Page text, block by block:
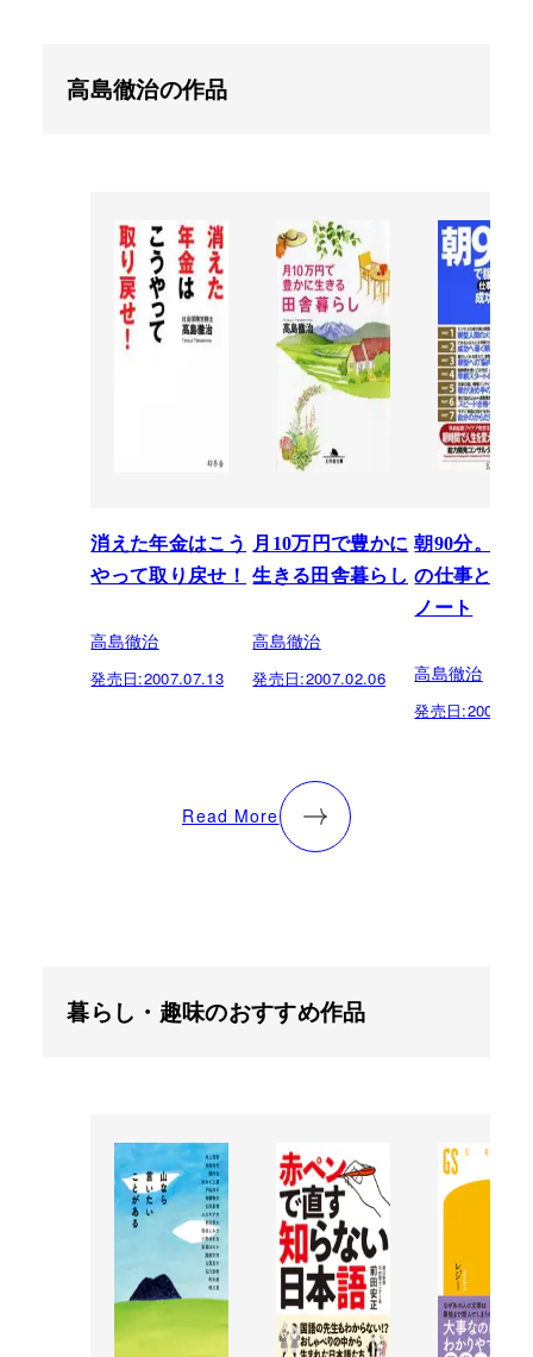
高島徹治の作品
消えた年金はこう
やって取り戻せ！
高島徹治
発売日:2007.07.13
月10万円で豊かに
生きる田舎暮らし
高島徹治
発売日:2007.02.06
朝90分。で
の仕事と生
ノート
高島徹治
発売日:
Read More
暮らし・趣味のおすすめ作品